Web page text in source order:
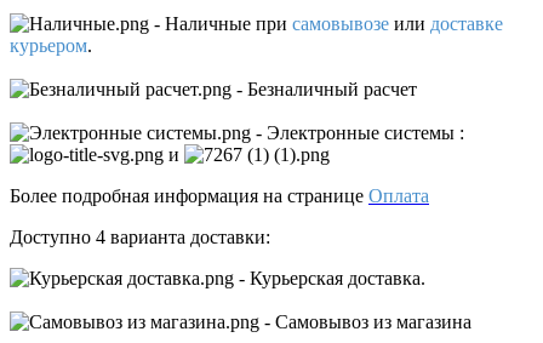
- Наличные при самовывозе или доставке
курьером.
- Безналичный расчет
- Электронные системы :
и
Более подробная информация на странице Оплата
Доступно 4 варианта доставки:
- Курьерская доставка.
- Самовывоз из магазина